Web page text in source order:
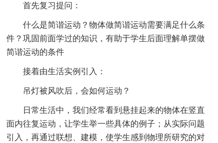
首先复习提问：
什么是简谐运动？物体做简谐运动需要满足什么条
件？巩固前面学过的知识，有助于学生后面理解单摆做
简谐运动的条件
接着由生活实例引入：
吊灯被风吹后，会如何运动？
日常生活中，我们经常看到悬挂起来的物体在竖直
面内往复运动，让学生举一些具体的例子；从实际问题
引入，再通过联想、建模，使学生感到物理所研究的对